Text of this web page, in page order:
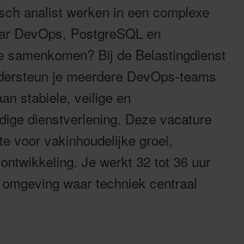
analist werken in een complexe
DevOps, PostgreSQL en
samenkomen? Bij de Belastingdienst
je meerdere DevOps-teams
stabiele, veilige en
dienstverlening. Deze vacature
voor vakinhoudelijke groei,
Je werkt 32 tot 36 uur
waar techniek centraal